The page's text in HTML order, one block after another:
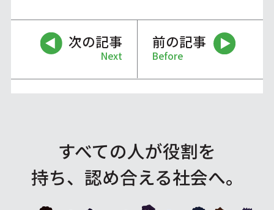
次の記事
Next
前の記事
Before
すべての人が役割を
持ち、認め合える社会へ。